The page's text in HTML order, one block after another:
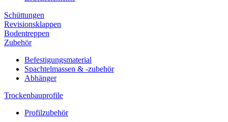
Schüttungen
Revisionsklappen
Bodentreppen
Zubehör
Befestigungsmaterial
Spachtelmassen & -zubehör
Abhänger
Trockenbauprofile
Profilzubehör